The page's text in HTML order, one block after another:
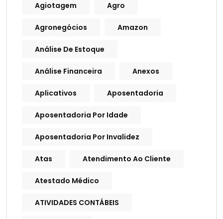
Agiotagem Agro
Agronegócios Amazon
Análise De Estoque
Análise Financeira Anexos
Aplicativos Aposentadoria
Aposentadoria Por Idade
Aposentadoria Por Invalidez
Atas Atendimento Ao Cliente
Atestado Médico
ATIVIDADES CONTÁBEIS